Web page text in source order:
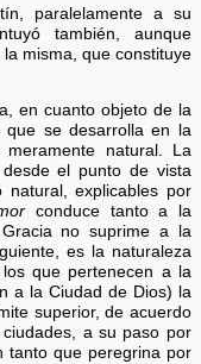
paralelamente a su
también, aunque
misma, que constituye
en cuanto objeto de la
que se desarrolla en la
natural. La
el punto de vista
natural, explicables por
conduce tanto a la
no suprime a la
es la naturaleza
que pertenecen a la
a la Ciudad de Dios) la
superior, de acuerdo
a su paso por
tanto que peregrina por